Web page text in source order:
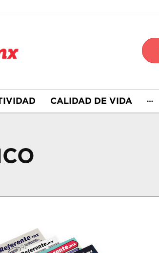
CALIDAD DE VIDA